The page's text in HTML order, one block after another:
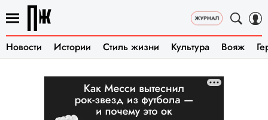
Новости Истории Стиль жизни Культура Вояж